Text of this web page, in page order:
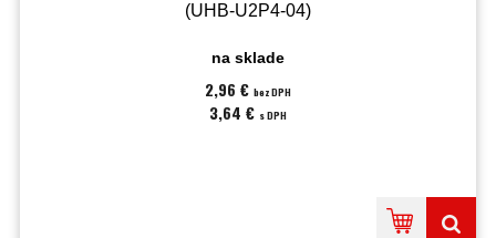
(UHB-U2P4-04)
na sklade
2,96 € bez DPH
3,64 € s DPH